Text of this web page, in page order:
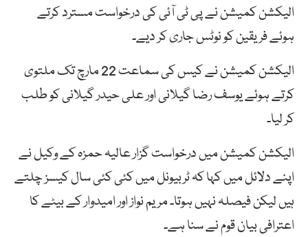
الیکشن کمیشن نے پی ٹی آئی کی درخواست مسترد کرتے
ہوئے فریقین کو نوٹس جاری کر دیے۔
الیکشن کمیشن نے کیس کی سماعت 22 مارچ تک ملتوی
کرتے ہوئے یوسف رضا گیلانی اور علی حیدر گیلانی کو طلب
کر لیا۔
الیکشن کمیشن میں درخواست گزار عالیہ حمزہ کے وکیل نے
اپنے دلائل میں کہا کہ ٹربیونل میں کئی کئی سال کیسز چلتے
ہیں لیکن فیصلہ نہیں ہوتا۔ مریم نواز اور امیدوار کے بیٹے کا
اعترافی بیان قوم نے سنا ہے۔